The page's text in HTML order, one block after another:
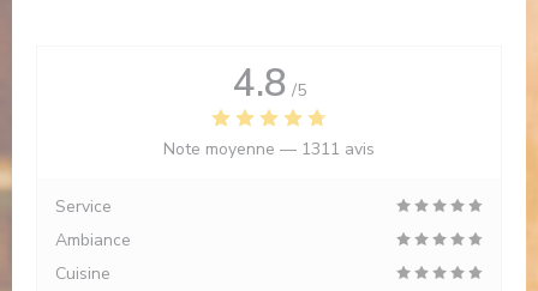
4.8 /5
Note moyenne — 1311 avis
Service
Ambiance
Cuisine